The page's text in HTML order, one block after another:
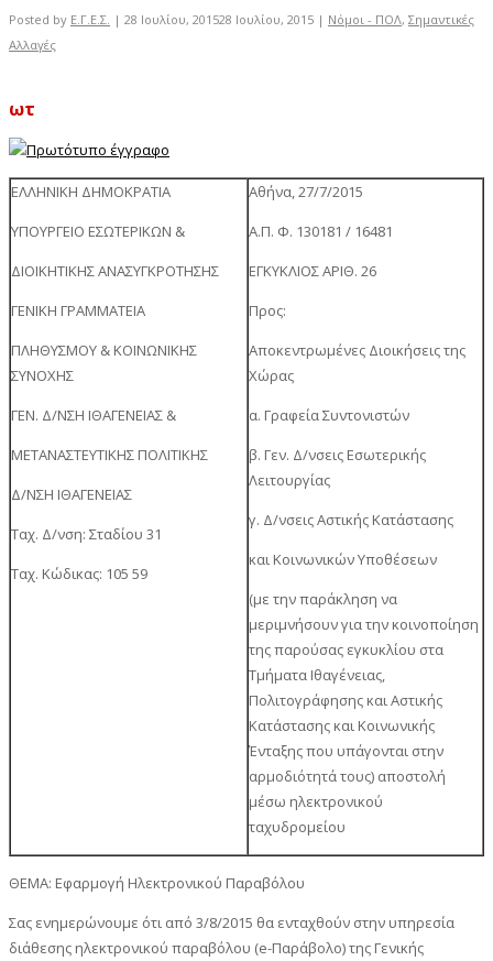
Posted by Ε.Γ.Ε.Σ. | 28 Ιουλίου, 201528 Ιουλίου, 2015 | Νόμοι - ΠΟΛ, Σημαντικές
Αλλαγές
ωτ
ΕΛΛΗΝΙΚΗ ΔΗΜΟΚΡΑΤΙΑ
ΥΠΟΥΡΓΕΙΟ ΕΣΩΤΕΡΙΚΩΝ &
ΔΙΟΙΚΗΤΙΚΗΣ ΑΝΑΣΥΓΚΡΟΤΗΣΗΣ
ΓΕΝΙΚΗ ΓΡΑΜΜΑΤΕΙΑ
ΠΛΗΘΥΣΜΟΥ & ΚΟΙΝΩΝΙΚΗΣ
ΣΥΝΟΧΗΣ
ΓΕΝ. Δ/ΝΣΗ ΙΘΑΓΕΝΕΙΑΣ &
ΜΕΤΑΝΑΣΤΕΥΤΙΚΗΣ ΠΟΛΙΤΙΚΗΣ
Δ/ΝΣΗ ΙΘΑΓΕΝΕΙΑΣ
Ταχ. Δ/νση: Σταδίου 31
Ταχ. Κώδικας: 105 59
Αθήνα, 27/7/2015
Α.Π. Φ. 130181 / 16481
ΕΓΚΥΚΛΙΟΣ ΑΡΙΘ. 26
Προς:
Αποκεντρωμένες Διοικήσεις της
Χώρας
α. Γραφεία Συντονιστών
β. Γεν. Δ/νσεις Εσωτερικής
Λειτουργίας
γ. Δ/νσεις Αστικής Κατάστασης
και Κοινωνικών Υποθέσεων
(με την παράκληση να
μεριμνήσουν για την κοινοποίηση
της παρούσας εγκυκλίου στα
Τμήματα Ιθαγένειας,
Πολιτογράφησης και Αστικής
Κατάστασης και Κοινωνικής
Ένταξης που υπάγονται στην
αρμοδιότητά τους) αποστολή
μέσω ηλεκτρονικού
ταχυδρομείου
ΘΕΜΑ: Εφαρμογή Ηλεκτρονικού Παραβόλου
Σας ενημερώνουμε ότι από 3/8/2015 θα ενταχθούν στην υπηρεσία
διάθεσης ηλεκτρονικού παραβόλου (e-Παράβολο) της Γενικής